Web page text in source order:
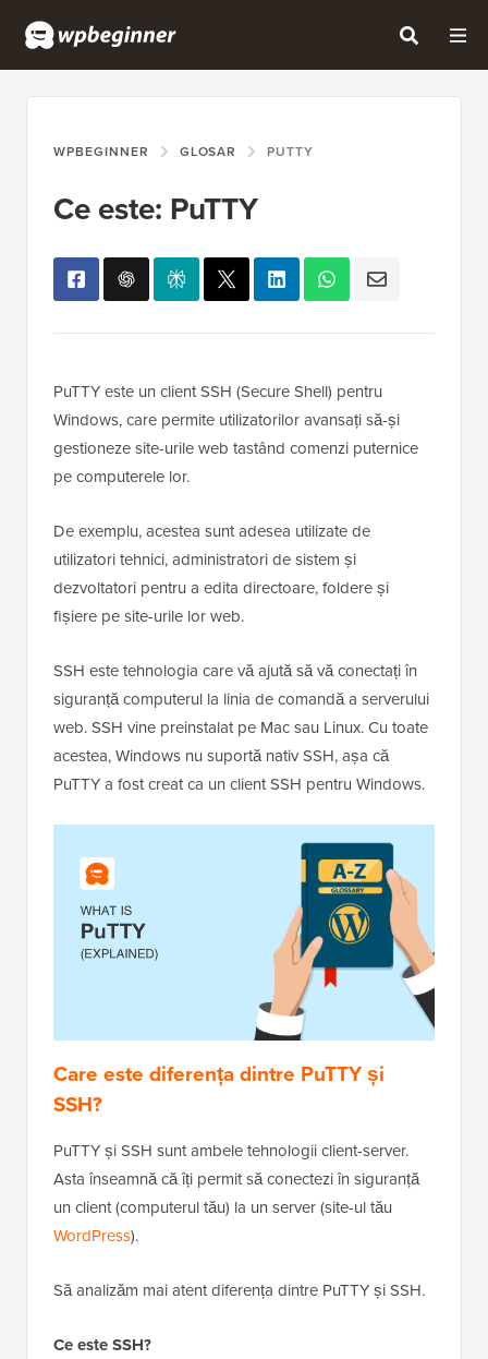
WPBEGINNER GLOSAR PUTTY
Ce este: PuTTY
PuTTY este un client SSH (Secure Shell) pentru
Windows, care permite utilizatorilor avansați să-și
gestioneze site-urile web tastând comenzi puternice
pe computerele lor.
De exemplu, acestea sunt adesea utilizate de
utilizatori tehnici, administratori de sistem și
dezvoltatori pentru a edita directoare, foldere și
fișiere pe site-urile lor web.
SSH este tehnologia care vă ajută să vă conectați în
siguranță computerul la linia de comandă a serverului
web. SSH vine preinstalat pe Mac sau Linux. Cu toate
acestea, Windows nu suportă nativ SSH, așa că
PuTTY a fost creat ca un client SSH pentru Windows.
Care este diferența dintre PuTTY și
SSH?
PuTTY și SSH sunt ambele tehnologii client-server.
Asta înseamnă că îți permit să conectezi în siguranță
un client (computerul tău) la un server (site-ul tău
WordPress).
Să analizăm mai atent diferența dintre PuTTY și SSH.
Ce este SSH?